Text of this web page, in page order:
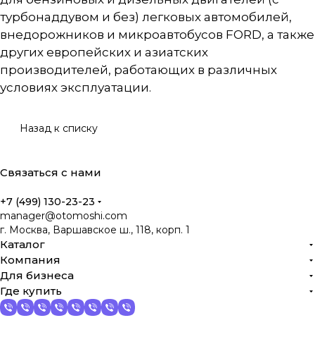
турбонаддувом и без) легковых автомобилей,
внедорожников и микроавтобусов FORD, а также
других европейских и азиатских
производителей, работающих в различных
условиях эксплуатации.
Назад к списку
Связаться с нами
+7 (499) 130-23-23
manager@otomoshi.com
г. Москва, Варшавское ш., 118, корп. 1
Каталог
Компания
Для бизнеса
Где купить